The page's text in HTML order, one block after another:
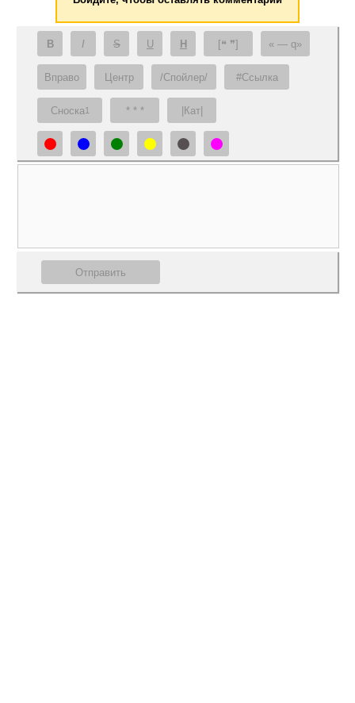
B I S U H [❝ ❞] — q
Вправо Центр /Спойлер/ #Ссылка
Сноска1 * * * |Кат|